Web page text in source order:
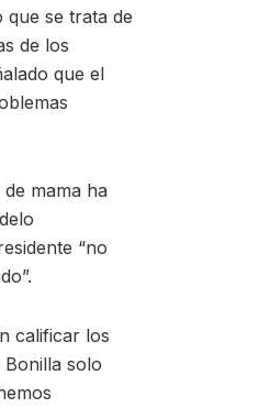
que se trata de
de los
que el
mama ha
“no
calificar los
Bonilla solo